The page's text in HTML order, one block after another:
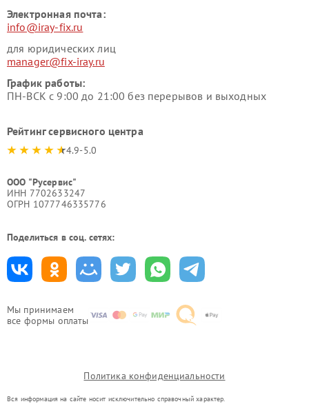
Мы принимаем
все формы оплаты
Электронная почта:
info@iray-fix.ru
для юридических лиц
manager@fix-iray.ru
График работы:
ПН-ВСК с 9:00 до 21:00 без перерывов и выходных
Рейтинг сервисного центра
4.9-5.0
ООО "Русервис"
ИНН 7702633247
ОГРН 1077746335776
Поделиться в соц. сетях:
Политика конфиденциальности
Вся информация на сайте носит исключительно справочный характер.